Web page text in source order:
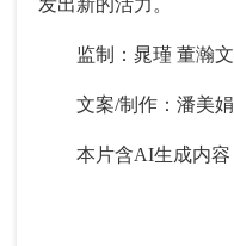
监制：晁瑾 董瀚文
文案/制作：潘美娟
本片含AI生成内容